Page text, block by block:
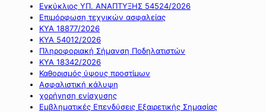
Εγκύκλιος ΥΠ. ΑΝΑΠΤΥΞΗΣ 54524/2026
Επιμόρφωση τεχνικών ασφαλείας
ΚΥΑ 18877/2026
ΚΥΑ 54012/2026
Πληροφοριακή Σήμανση Ποδηλατιστών
ΚΥΑ 18342/2026
Καθορισμός ύψους προστίμων
Ασφαλιστική κάλυψη
χορήγηση ενίσχυσης
Εμβληματικές Επενδύσεις Εξαιρετικής Σημασίας